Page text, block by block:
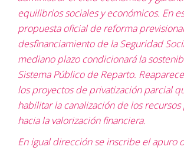
equilibrios sociales y económicos. En
propuesta oficial de reforma
desfinanciamiento de la Seguridad
mediano plazo condicionará la
Sistema Público de Reparto.
los proyectos de privatización parcial
habilitar la canalización de los
hacia la valorización financiera.
En igual dirección se inscribe el apuro